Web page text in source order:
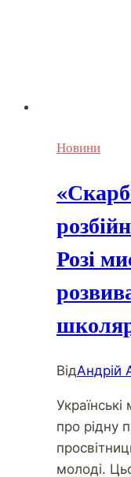
Новини
Розі
ВідАндрій
Українські
про рідну
молоді.